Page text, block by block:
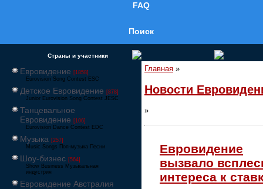
FAQ
Поиск
Страны и участники
Евровидение [1858]
Eurovision Song Contest ESC
Детское Евровидение [878]
Junior Eurovision Song Contest JESC
Танцевальное
Евровидение [106]
Eurovision Dance Contest EDC
Музыка [257]
Music Songs Поп-музыка Песни
Шоу-бизнес [564]
Show Business Музыкальная
индустрия
Евровидение Австралия
Главная »
Новости
»
Евровидение
вызвало
интереса к